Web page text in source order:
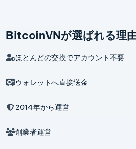
BitcoinVNが選ばれる理
ほとんどの交換でアカウント不要
ウォレットへ直接送金
2014年から運営
創業者運営